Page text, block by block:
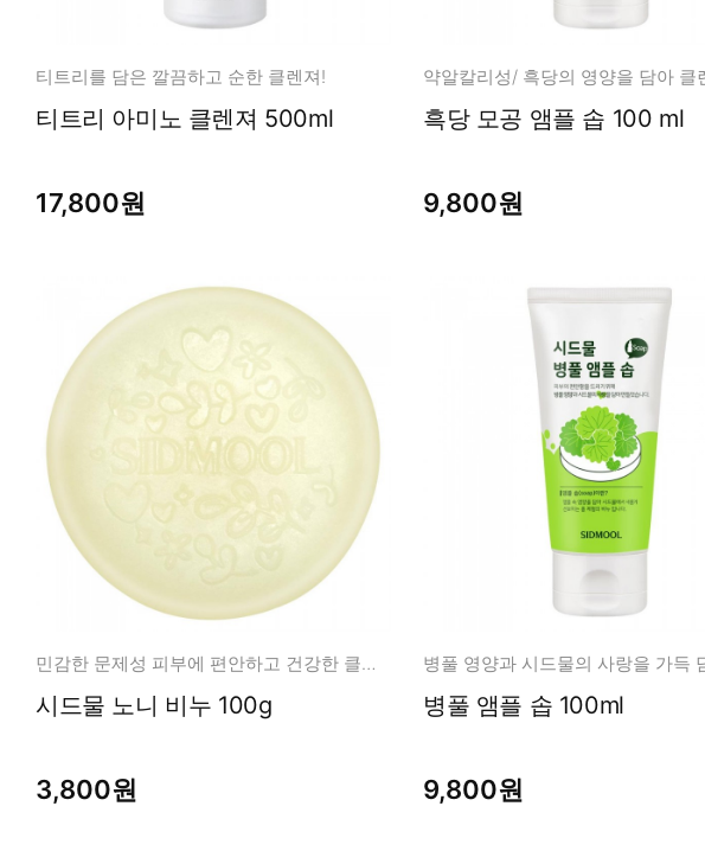
티트리를 담은 깔끔하고 순한 클렌져!
티트리 아미노 클렌져 500ml
17,800원
흑당 모공 앰플 솝 100 ml
9,800원
민감한 문제성 피부에 편안하고 건강한 클렌징 관리
시드물 노니 비누 100g
3,800원
병풀 앰플 솝 100ml
9,800원